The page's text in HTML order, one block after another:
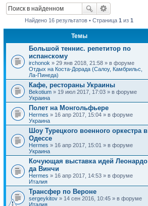
Найдено 16 результатов • Страница1 из1
Темы
Большой теннис. репетитор по
испанскому
irchonok » 29 янв 2018, 21:58 » в форуме
Отдых на Коста-Дорада (Салоу, Камбрильс,
Ла-Пинеда)
Кафе, рестораны Украины
Bekotium » 19 июл 2017, 17:03 » в форуме
Украина
Полет на Монгольфьере
Hermes » 16 апр 2017, 15:04 » в форуме
Украина
Шоу Турецкого военного оркестра в
Одессе
Hermes » 16 апр 2017, 15:01 » в форуме
Украина
Кочующая выставка идей Леонардо
да Винчи
Hermes » 16 апр 2017, 14:53 » в форуме
Италия
Трансфер по Вероне
sergeykitov » 14 сен 2016, 10:45 » в форуме
Италия